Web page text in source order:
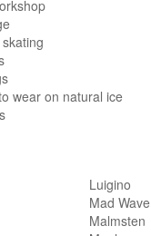
wear on natural ice
Luigino
Mad Wave
Malmsten